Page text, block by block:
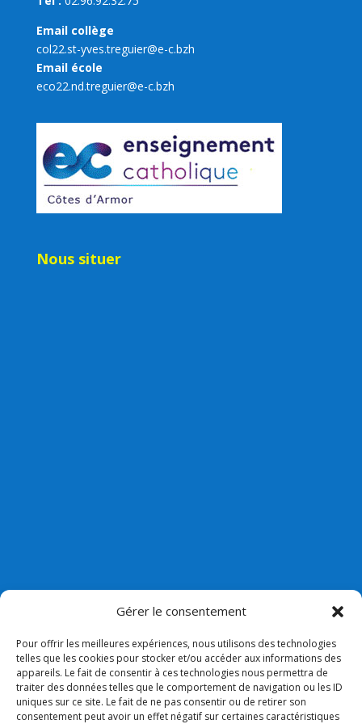
Gérer le consentement
Pour offrir les meilleures expériences, nous utilisons des technologies
telles que les cookies pour stocker et/ou accéder aux informations des
appareils. Le fait de consentir à ces technologies nous permettra de
traiter des données telles que le comportement de navigation ou les ID
uniques sur ce site. Le fait de ne pas consentir ou de retirer son
consentement peut avoir un effet négatif sur certaines caractéristiques
Email collège
col22.st-yves.treguier@e-c.bzh
Email école
eco22.nd.treguier@e-c.bzh
Nous situer
Nos liens
Lien admin